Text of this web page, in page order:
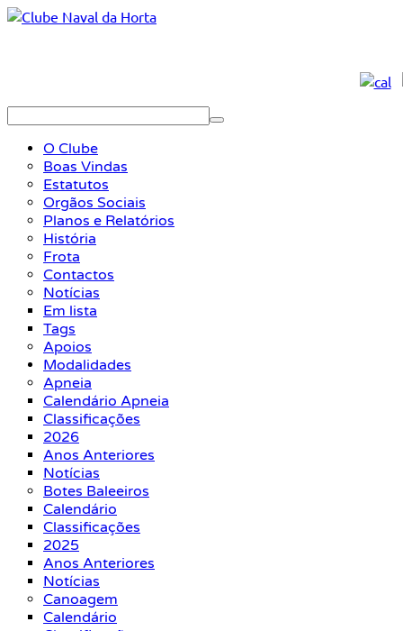
O Clube
Boas Vindas
Estatutos
Orgãos Sociais
Planos e Relatórios
História
Frota
Contactos
Notícias
Em lista
Tags
Apoios
Modalidades
Apneia
Calendário Apneia
Classificações
2026
Anos Anteriores
Notícias
Botes Baleeiros
Calendário
Classificações
2025
Anos Anteriores
Notícias
Canoagem
Calendário